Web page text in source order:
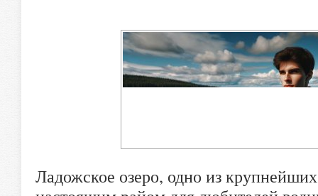
Ладожское озеро, одно из